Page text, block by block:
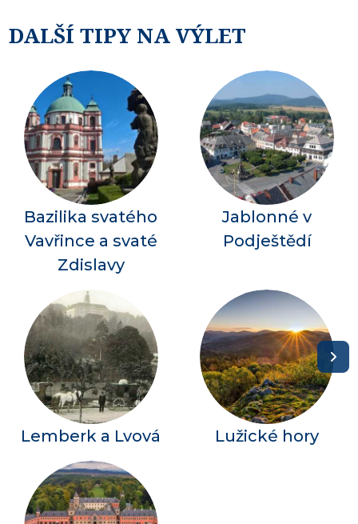
DALŠÍ TIPY NA VÝLET
Bazilika svatého
Vavřince a svaté
Zdislavy
Jablonné v
Podještědí
Lemberk a Lvová Lužické hory